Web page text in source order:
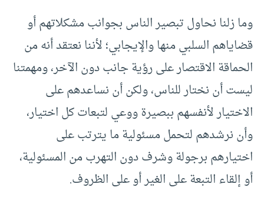
وما زلنا نحاول تبصير الناس بجوانب مشكلاتهم أو
قضاياهم السلبي منها والإيجابي؛ لأننا نعتقد أنه من
الحماقة الاقتصار على رؤية جانب دون الآخر، ومهمتنا
ليست أن نختار للناس، ولكن أن نساعدهم على
الاختيار لأنفسهم ببصيرة ووعي لتبعات كل اختيار،
وأن نرشدهم لتحمل مسئولية ما يترتب على
اختيارهم برجولة وشرف دون التهرب من المسئولية،
أو إلقاء التبعة على الغير أو على الظروف.